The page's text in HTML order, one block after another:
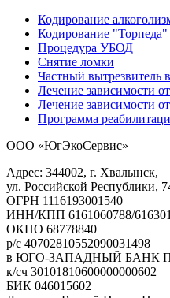
Кодирование
Кодирование "Торпеда"
Процедура УБОД
Снятие ломки
Частный вытрезвитель
Лечение зависимости
Лечение зависимости
Программа
ООО «ЮгЭкоСервис»
Адрес: 344002, г. Хвалынск,
ул. Российской Республики,
ОГРН 1116193001540
ИНН/КПП 6161060788/
ОКПО 68778840
р/с 40702810552090031498
в ЮГО-ЗАПАДНЫЙ БАНК
к/сч 30101810600000000602
БИК 046015602